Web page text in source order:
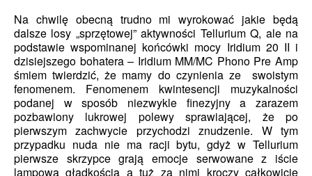
Na chwilę obecną trudno mi wyrokować jakie będą
dalsze losy „sprzętowej” aktywności Tellurium Q, ale na
podstawie wspominanej końcówki mocy Iridium 20 II i
dzisiejszego bohatera – Iridium MM/MC Phono Pre Amp
śmiem twierdzić, że mamy do czynienia ze swoistym
fenomenem. Fenomenem kwintesencji muzykalności
podanej w sposób niezwykle finezyjny a zarazem
pozbawiony lukrowej polewy sprawiającej, że po
pierwszym zachwycie przychodzi znudzenie. W tym
przypadku nuda nie ma racji bytu, gdyż w Tellurium
pierwsze skrzypce grają emocje serwowane z iście
lampową gładkością a tuż za nimi kroczy całkowicie